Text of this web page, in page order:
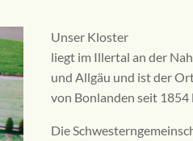
Unser Kloster
liegt im Illertal an der
und Allgäu und ist der
von Bonlanden seit 1854
Die